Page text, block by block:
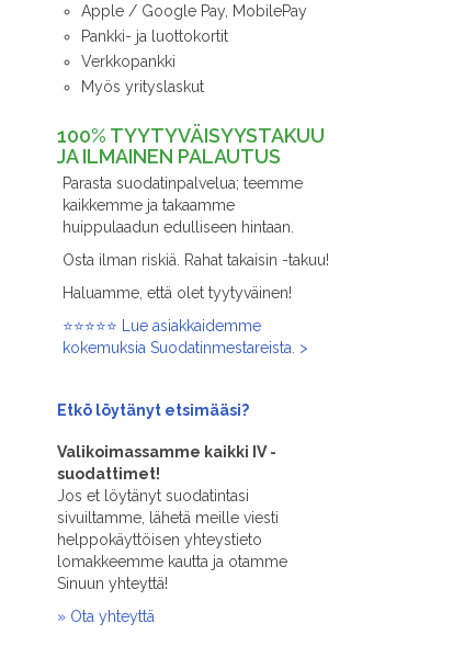
Apple / Google Pay, MobilePay
Pankki- ja luottokortit
Verkkopankki
Myös yrityslaskut
100% TYYTYVÄISYYSTAKUU
JA ILMAINEN PALAUTUS
Parasta suodatinpalvelua; teemme
kaikkemme ja takaamme
huippulaadun edulliseen hintaan.
Osta ilman riskiä. Rahat takaisin -takuu!
Haluamme, että olet tyytyväinen!
⭐⭐⭐⭐⭐ Lue asiakkaidemme
kokemuksia Suodatinmestareista. >
Etkö löytänyt etsimääsi?
Valikoimassamme kaikki IV -
suodattimet!
Jos et löytänyt suodatintasi
sivuiltamme, lähetä meille viesti
helppokäyttöisen yhteystieto
lomakkeemme kautta ja otamme
Sinuun yhteyttä!
» Ota yhteyttä